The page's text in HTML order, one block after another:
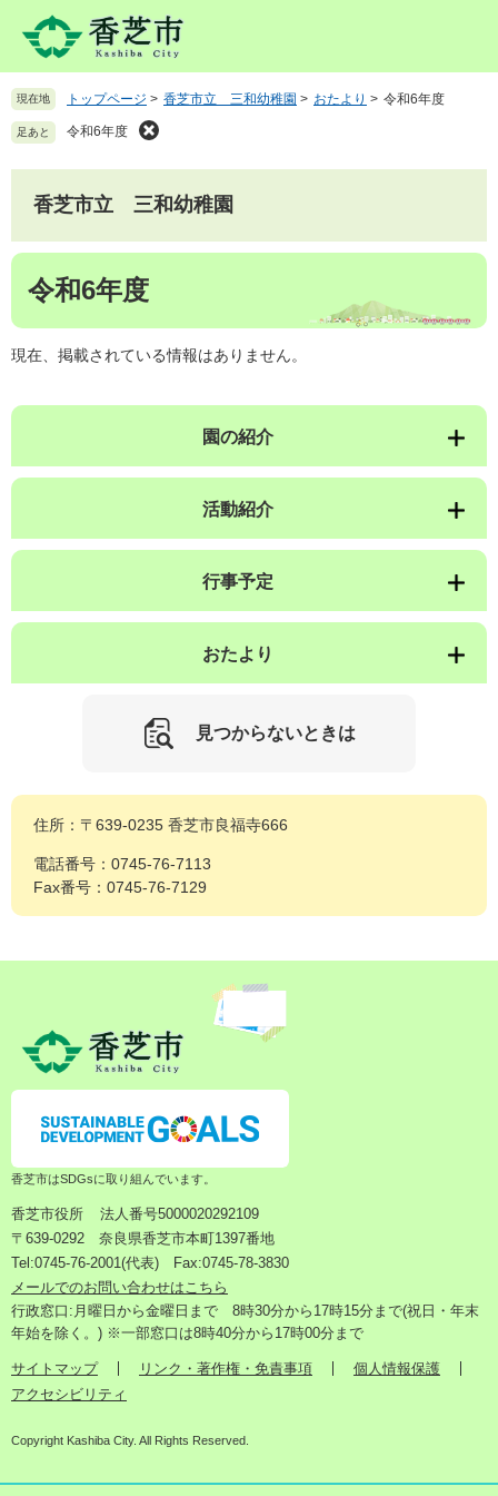
先
頭
す
を
飛
し
文
現在地 トップページ > 香芝市立 三和幼稚園 > おたより > 令和6年度
足あと 令和6年度
香芝市立 三和幼稚園
本
令和6年度
現在、掲載されている情報はありません。
園の紹介
活動紹介
行事予定
おたより
見つからないときは
住所：〒639-0235 香芝市良福寺666
電話番号：0745-76-7113
Fax番号：0745-76-7129
香芝市はSDGsに取り組んでいます。
香芝市役所
法人番号5000020292109
〒639-0292 奈良県香芝市本町1397番地
Tel:0745-76-2001(代表) Fax:0745-78-3830
メールでのお問い合わせはこちら
行政窓口:月曜日から金曜日まで 8時30分から17時15分まで(祝日・年末
年始を除く。) ※一部窓口は8時40分から17時00分まで
サイトマップ リンク・著作権・免責事項
個人情報保護
アクセシビリティ
Copyright Kashiba City. All Rights Reserved.